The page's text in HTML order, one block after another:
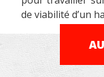
de viabilité d’un